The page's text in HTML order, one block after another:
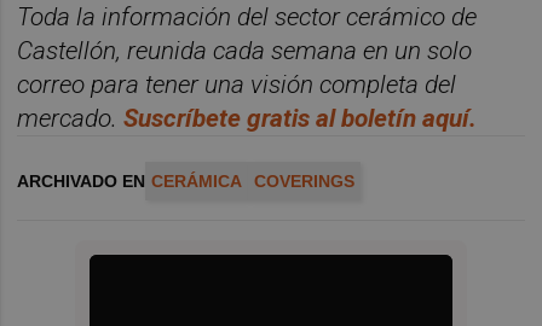
Toda la información del sectorcerámico de
Castellón, reunida cada semana en un solo
correo para tener una visión completa del
mercado. Suscríbete gratis alboletín aquí.
ARCHIVADO EN CERÁMICA COVERINGS